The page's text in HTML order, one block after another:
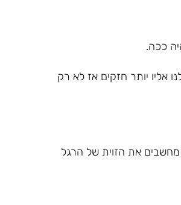
ככה.
אליו יותר חזקים אז לא רק
מחשבים את הזוית של הרגל